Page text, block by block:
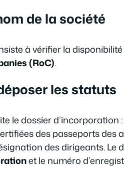
de la société
à vérifier la
(RoC).
les statuts
le dossier
des passeports
des dirigeants. Le
et le numéro